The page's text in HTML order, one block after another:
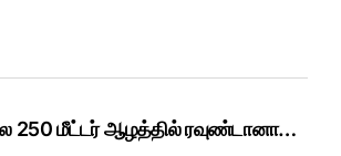
250 மீட்டர் ஆழத்தில் ரவுண்டானா…